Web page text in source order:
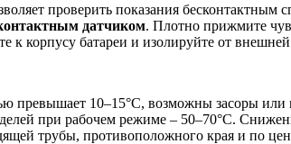
проверить показания бесконтактным
датчиком. Плотно прижмите
к корпусу батареи и изолируйте от
превышает 10–15°C, возможны засоры
при рабочем режиме – 50–70°C.
трубы, противоположного края и по